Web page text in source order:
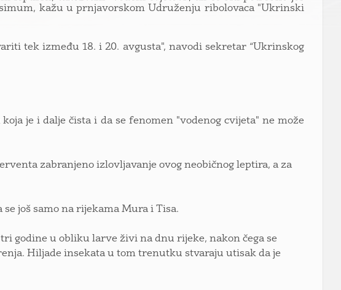
kažu u prnjavorskom Udruženju ribolovaca "Ukrinski
tek između 18. i 20. avgusta", navodi sekretar “Ukrinskog
je i dalje čista i da se fenomen "vodenog cvijeta" ne može
zabranjeno izlovljavanje ovog neobičnog leptira, a za
još samo na rijekama Mura i Tisa.
godine u obliku larve živi na dnu rijeke, nakon čega se
Hiljade insekata u tom trenutku stvaraju utisak da je